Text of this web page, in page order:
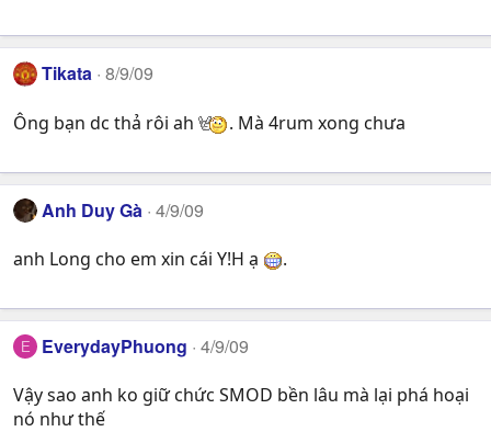
Tikata 8/9/09
Ông bạn dc thả rôi ah . Mà 4rum xong chưa
Anh Duy Gà 4/9/09
anh Long cho em xin cái Y!H ạ .
E EverydayPhuong 4/9/09
Vậy sao anh ko giữ chức SMOD bền lâu mà lại phá hoại
nó như thế